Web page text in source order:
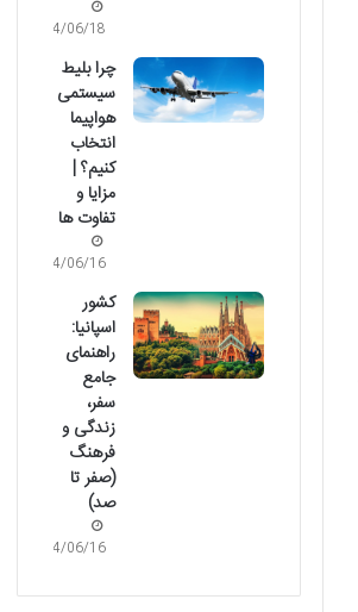
04/06/18
چرا بلیط
سیستمی
هواپیما
انتخاب
کنیم؟ |
مزایا و
تفاوت ها
04/06/16
کشور
اسپانیا:
راهنمای
جامع
سفر،
زندگی و
فرهنگ
(صفر تا
صد)
04/06/16